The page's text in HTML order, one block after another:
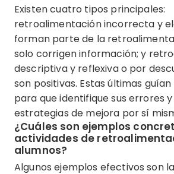
Existen cuatro tipos principales:
retroalimentación incorrecta y
forman parte de la
solo corrigen información; y
descriptiva y reflexiva o por
son positivas. Estas últimas
para que identifique sus errores
estrategias de mejora por sí
¿Cuáles son ejemplos
actividades de
alumnos?
Algunos ejemplos efectivos son